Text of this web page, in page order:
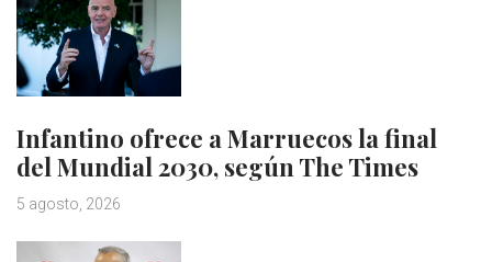
Infantino ofrece a Marruecos la final
del Mundial 2030, según The Times
5 agosto, 2026